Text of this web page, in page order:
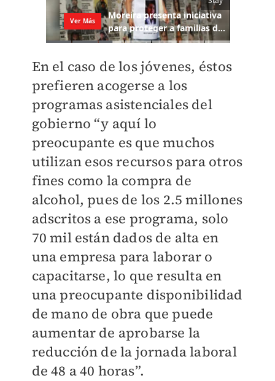
En el caso de los jóvenes, éstos
prefieren acogerse a los
programas asistenciales del
gobierno “y aquí lo
preocupante es que muchos
utilizan esos recursos para otros
fines como la compra de
alcohol, pues de los 2.5 millones
adscritos a ese programa, solo
70 mil están dados de alta en
una empresa para laborar o
capacitarse, lo que resulta en
una preocupante disponibilidad
de mano de obra que puede
aumentar de aprobarse la
reducción de la jornada laboral
de 48 a 40 horas”.